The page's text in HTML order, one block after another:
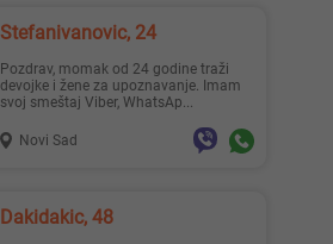
Stefanivanovic, 24
Pozdrav, momak od 24 godine traži
devojke i žene za upoznavanje. Imam
svoj smeštaj Viber, WhatsAp...
Novi Sad
Dakidakic, 48